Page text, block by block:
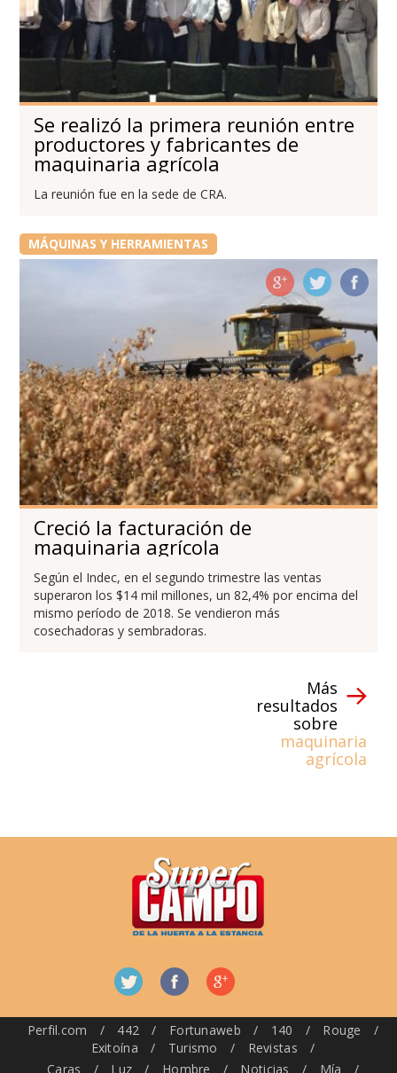
Se realizó la primera reunión entre
productores y fabricantes de
maquinaria agrícola
La reunión fue en la sede de CRA.
MÁQUINAS Y HERRAMIENTAS
Creció la facturación de
maquinaria agrícola
Según el Indec, en el segundo trimestre las ventas
superaron los $14 mil millones, un 82,4% por encima del
mismo período de 2018. Se vendieron más
cosechadoras y sembradoras.
Más
resultados
sobre
maquinaria
agrícola
Perfil.com / 442 / Fortunaweb / 140 / Rouge
/
Exitoína
/ Turismo / Revistas
/
Caras
/ Luz / Hombre / Noticias / Mía /